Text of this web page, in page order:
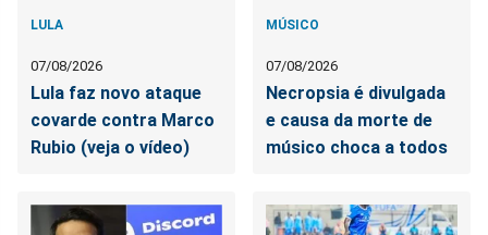
LULA
07/08/2026
Lula faz novo ataque
covarde contra Marco
Rubio (veja o vídeo)
MÚSICO
07/08/2026
Necropsia é divulgada
e causa da morte de
músico choca a todos